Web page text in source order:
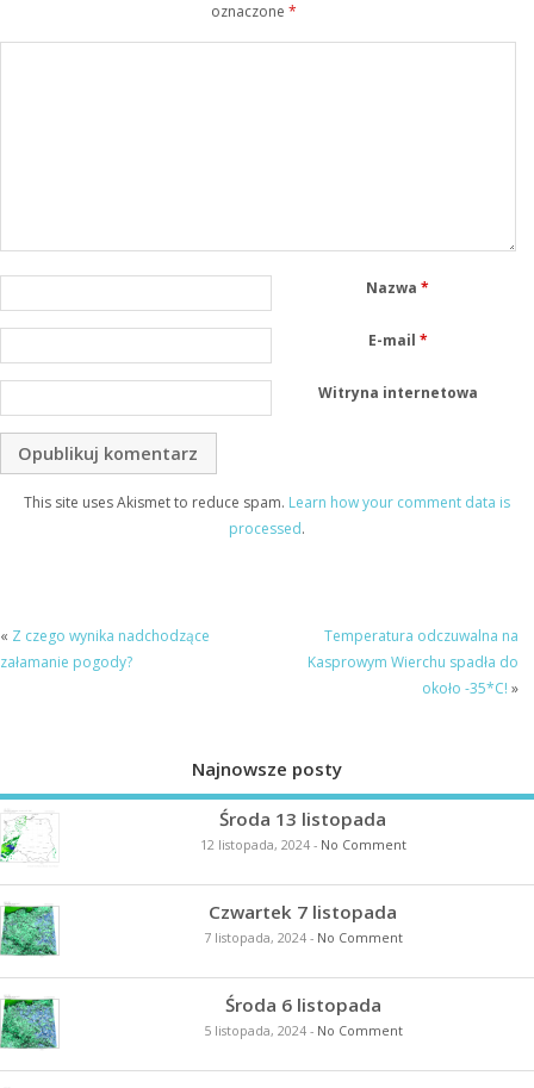
oznaczone *
Nazwa*
E-mail *
Witryna internetowa
This site uses Akismet to reduce spam. Learn how your comment data is
processed.
« Z czego wynika nadchodzące
załamanie pogody?
Temperatura odczuwalna na
Kasprowym Wierchu spadła do
około -35*C! »
Najnowsze posty
Środa 13 listopada
12 listopada, 2024- No Comment
Czwartek 7 listopada
7 listopada, 2024- No Comment
Środa 6 listopada
5 listopada, 2024- No Comment